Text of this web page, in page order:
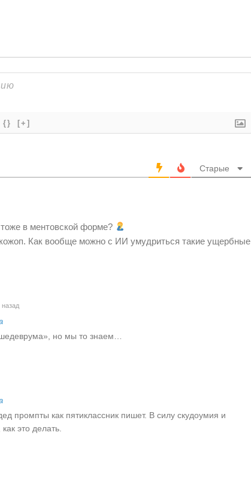
{} [+]
Старые
в ментовской форме?
Как вообще можно с ИИ умудриться такие ущербные
но мы то знаем…
промпты как пятиклассник пишет. В силу скудоумия и
это делать.